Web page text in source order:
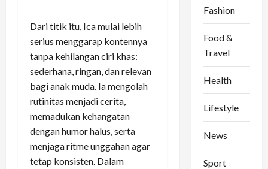
Dari titik itu, Ica mulai lebih
serius menggarap kontennya
tanpa kehilangan ciri khas:
sederhana, ringan, dan relevan
bagi anak muda. Ia mengolah
rutinitas menjadi cerita,
memadukan kehangatan
dengan humor halus, serta
menjaga ritme unggahan agar
tetap konsisten. Dalam
Fashion
Food &
Travel
Health
Lifestyle
News
Sport